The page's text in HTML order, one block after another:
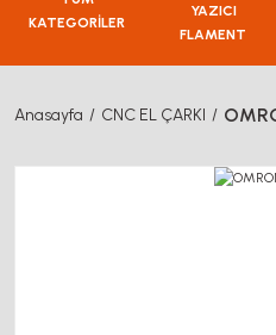
KATEGORİLER
YAZICI
FLAMENT
Anasayfa CNC EL ÇARKI